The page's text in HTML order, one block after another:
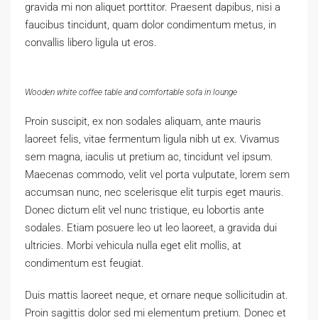
gravida mi non aliquet porttitor. Praesent dapibus, nisi a
faucibus tincidunt, quam dolor condimentum metus, in
convallis libero ligula ut eros.
Wooden white coffee table and comfortable sofa in lounge
Proin suscipit, ex non sodales aliquam, ante mauris
laoreet felis, vitae fermentum ligula nibh ut ex. Vivamus
sem magna, iaculis ut pretium ac, tincidunt vel ipsum.
Maecenas commodo, velit vel porta vulputate, lorem sem
accumsan nunc, nec scelerisque elit turpis eget mauris.
Donec dictum elit vel nunc tristique, eu lobortis ante
sodales. Etiam posuere leo ut leo laoreet, a gravida dui
ultricies. Morbi vehicula nulla eget elit mollis, at
condimentum est feugiat.
Duis mattis laoreet neque, et ornare neque sollicitudin at.
Proin sagittis dolor sed mi elementum pretium. Donec et